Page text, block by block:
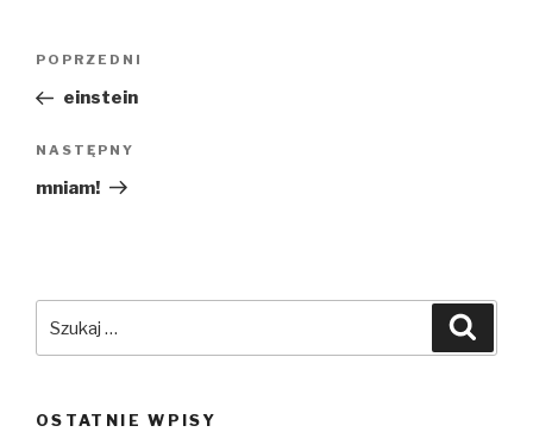
Poprzedni
wpis
POPRZEDNI
einstein
Następny
wpis
NASTĘPNY
mniam!
OSTATNIE WPISY